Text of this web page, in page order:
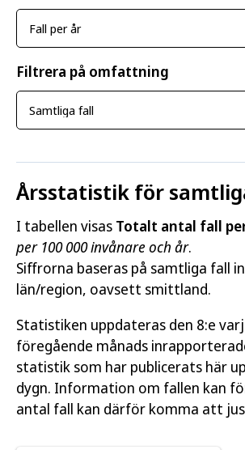
Filtrera på omfattning
Årsstatistik för
I tabellen visas Totalt antal fall
per 100 000 invånare och år.
Siffrorna baseras på samtliga fall
län/region, oavsett smittland.
Statistiken uppdateras den 8:e
föregående månads
statistik som har publicerats här
dygn. Information om fallen kan
antal fall kan därför komma att